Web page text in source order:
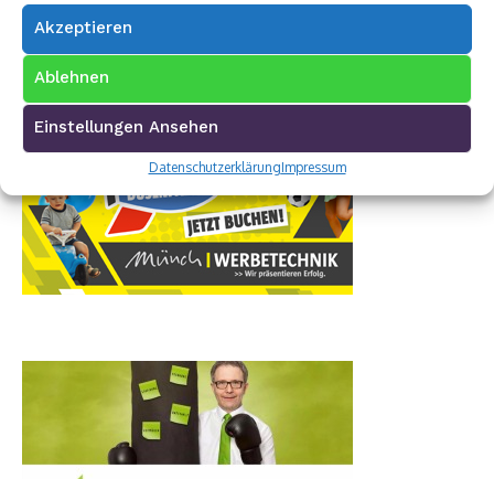
Akzeptieren
Ablehnen
Einstellungen Ansehen
DatenschutzerklärungImpressum